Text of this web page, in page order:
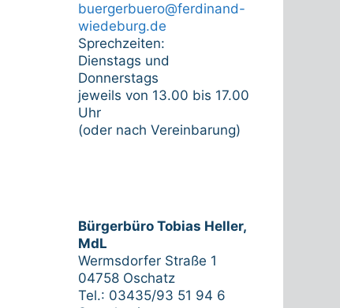
buergerbuero@ferdinand-
wiedeburg.de
Sprechzeiten:
Dienstags und
Donnerstags
jeweils von 13.00 bis 17.00
Uhr
(oder nach Vereinbarung)
Bürgerbüro Tobias Heller,
MdL
Wermsdorfer Straße 1
04758 Oschatz
Tel.: 03435/93 51 94 6